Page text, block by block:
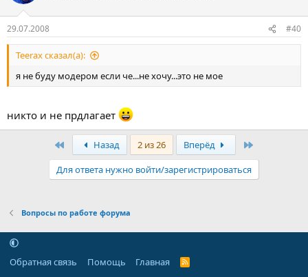
29.07.2008 #40
Teerax сказал(а):
я не буду модером если че...не хочу...это не мое
никто и не прдлагает
ПервыйНазад 2 из 26 Вперёд
Для ответа нужно войти/зарегистрироваться
Вопросы по работе форума
Обратная связь Помощь Главная
R